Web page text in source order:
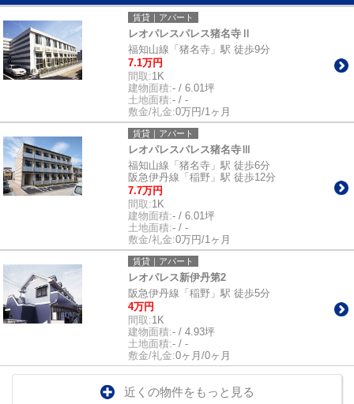
賃貸｜アパート
レオパレスパレス猪名寺Ⅱ
福知山線「猪名寺」駅 徒歩9分
7.1万円
間取:1K
建物面積:- / 6.01坪
土地面積:- / -
敷金/礼金:0万円/1ヶ月
賃貸｜アパート
レオパレスパレス猪名寺Ⅲ
福知山線「猪名寺」駅 徒歩6分
阪急伊丹線「稲野」駅 徒歩12分
7.7万円
間取:1K
建物面積:- / 6.01坪
土地面積:- / -
敷金/礼金:0万円/1ヶ月
賃貸｜アパート
レオパレス新伊丹第2
阪急伊丹線「稲野」駅 徒歩5分
4万円
間取:1K
建物面積:- / 4.93坪
土地面積:- / -
敷金/礼金:0ヶ月/0ヶ月
近くの物件をもっと見る